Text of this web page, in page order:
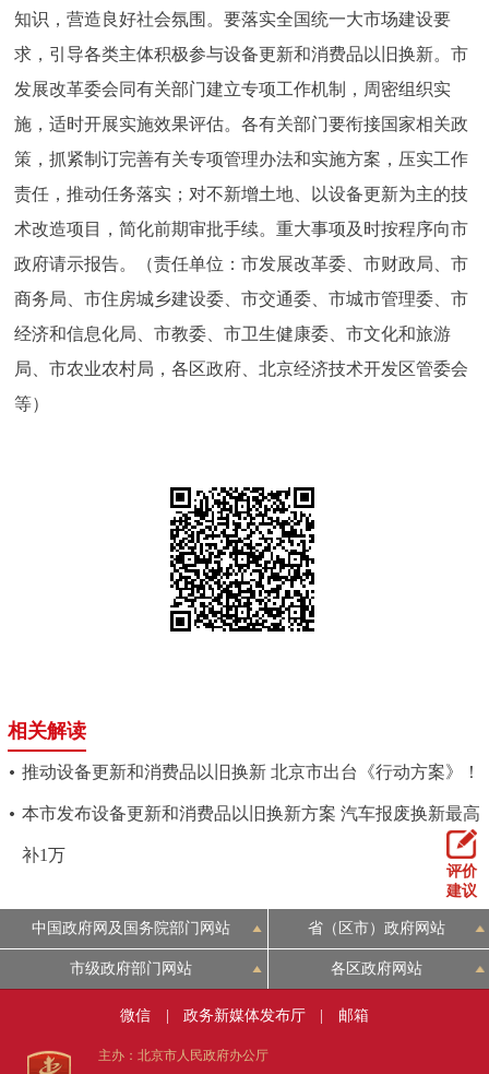
知识，营造良好社会氛围。要落实全国统一大市场建设要
求，引导各类主体积极参与设备更新和消费品以旧换新。市
发展改革委会同有关部门建立专项工作机制，周密组织实
施，适时开展实施效果评估。各有关部门要衔接国家相关政
策，抓紧制订完善有关专项管理办法和实施方案，压实工作
责任，推动任务落实；对不新增土地、以设备更新为主的技
术改造项目，简化前期审批手续。重大事项及时按程序向市
政府请示报告。（责任单位：市发展改革委、市财政局、市
商务局、市住房城乡建设委、市交通委、市城市管理委、市
经济和信息化局、市教委、市卫生健康委、市文化和旅游
局、市农业农村局，各区政府、北京经济技术开发区管委会
等）
相关解读
推动设备更新和消费品以旧换新 北京市出台《行动方案》！
本市发布设备更新和消费品以旧换新方案 汽车报废换新最高
补1万
评价
建议
中国政府网及国务院部门网站 省（区市）政府网站
市级政府部门网站 各区政府网站
微信 政务新媒体发布厅 邮箱
主办：北京市人民政府办公厅